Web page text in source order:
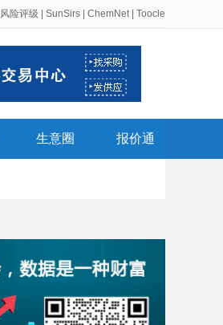
风险评级 SunSirs ChemNet| Toocle
生意圈 报价通